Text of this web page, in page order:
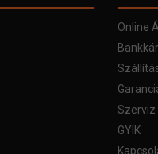
Online
Szerviz
GYIK